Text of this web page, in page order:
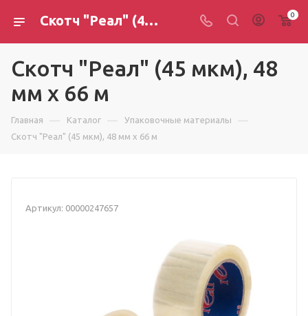
Скотч "Реал" (45 мкм), 48 мм х 66 м 0
Скотч "Реал" (45 мкм), 48
мм х 66 м
Главная — Каталог — Упаковочные материалы —
Скотч "Реал" (45 мкм), 48 мм х 66 м
Артикул: 00000247657